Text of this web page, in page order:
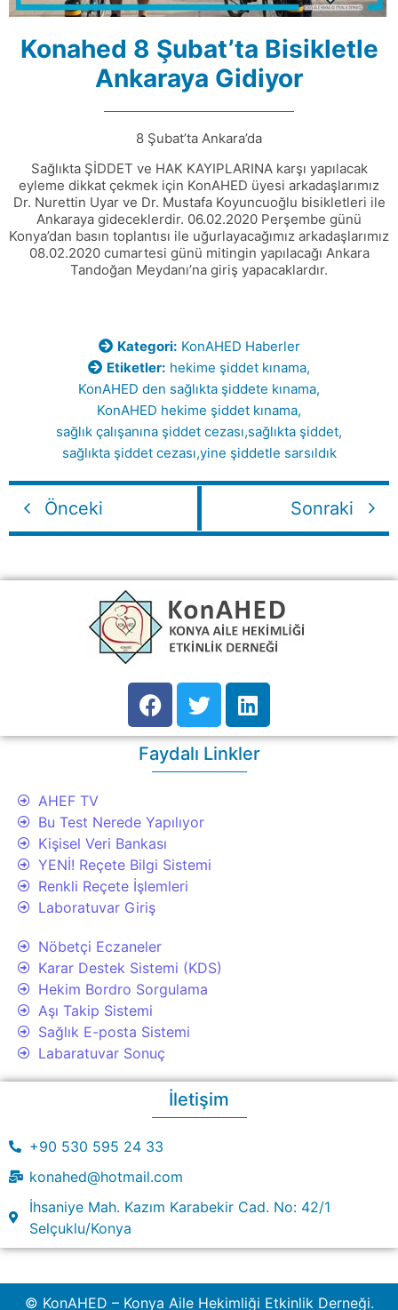
Konahed 8 Şubat’ta Bisikletle
Ankaraya Gidiyor
8 Şubat’ta Ankara’da
Sağlıkta ŞİDDET ve HAK KAYIPLARINA karşı yapılacak
eyleme dikkat çekmek için KonAHED üyesi arkadaşlarımız
Dr. Nurettin Uyar ve Dr. Mustafa Koyuncuoğlu bisikletleri ile
Ankaraya gideceklerdir. 06.02.2020 Perşembe günü
Konya’dan basın toplantısı ile uğurlayacağımız arkadaşlarımız
08.02.2020 cumartesi günü mitingin yapılacağı Ankara
Tandoğan Meydanı’na giriş yapacaklardır.
Kategori: KonAHED Haberler
Etiketler: hekime şiddet kınama,
KonAHED den sağlıkta şiddete kınama,
KonAHED hekime şiddet kınama,
sağlık çalışanına şiddet cezası,sağlıkta şiddet,
sağlıkta şiddet cezası,yine şiddetle sarsıldık
Önceki Sonraki
Faydalı Linkler
AHEF TV
Bu Test Nerede Yapılıyor
Kişisel Veri Bankası
YENİ! Reçete Bilgi Sistemi
Renkli Reçete İşlemleri
Laboratuvar Giriş
Nöbetçi Eczaneler
Karar Destek Sistemi (KDS)
Hekim Bordro Sorgulama
Aşı Takip Sistemi
Sağlık E-posta Sistemi
Labaratuvar Sonuç
İletişim
+90 530 595 24 33
konahed@hotmail.com
İhsaniye Mah. Kazım Karabekir Cad. No: 42/1
Selçuklu/Konya
© KonAHED – Konya Aile Hekimliği Etkinlik Derneği.